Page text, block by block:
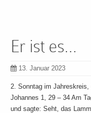
Er ist es…
13. Januar 2023
2. Sonntag im
Johannes 1, 29 – 34 Am
und sagte: Seht, das